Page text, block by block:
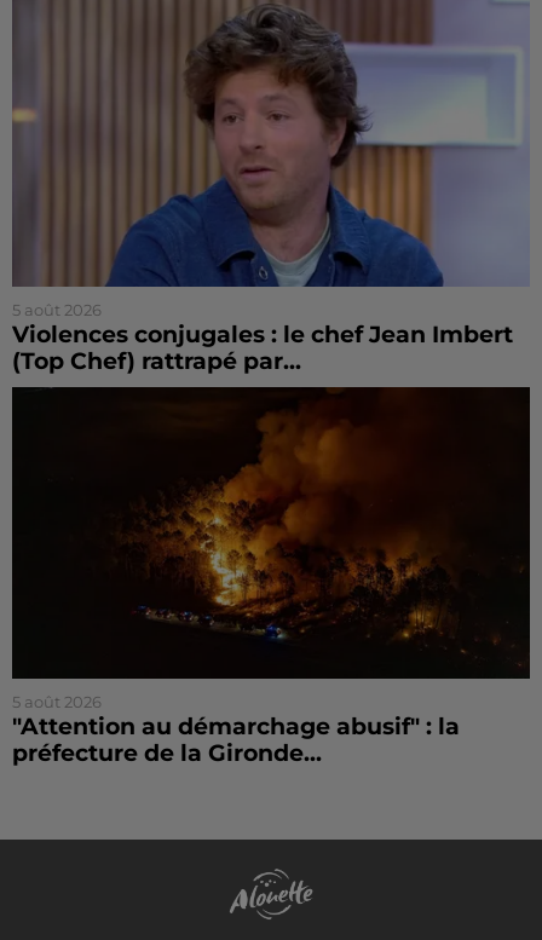
5 août 2026
Violences conjugales : le chef Jean Imbert
(Top Chef) rattrapé par...
5 août 2026
"Attention au démarchage abusif" : la
préfecture de la Gironde...